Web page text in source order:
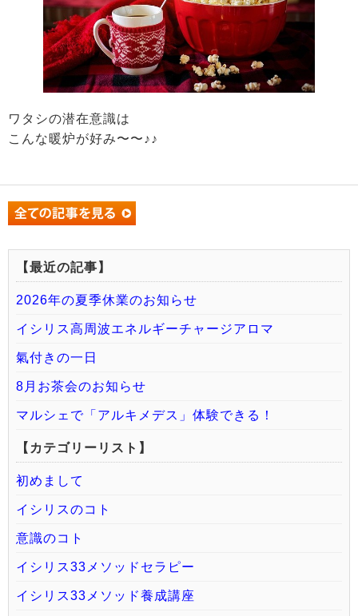
ワタシの潜在意識は
こんな暖炉が好み〜〜♪♪
【最近の記事】
2026年の夏季休業のお知らせ
イシリス高周波エネルギーチャージアロマ
氣付きの一日
8月お茶会のお知らせ
マルシェで「アルキメデス」体験できる！
【カテゴリーリスト】
初めまして
イシリスのコト
意識のコト
イシリス33メソッドセラピー
イシリス33メソッド養成講座